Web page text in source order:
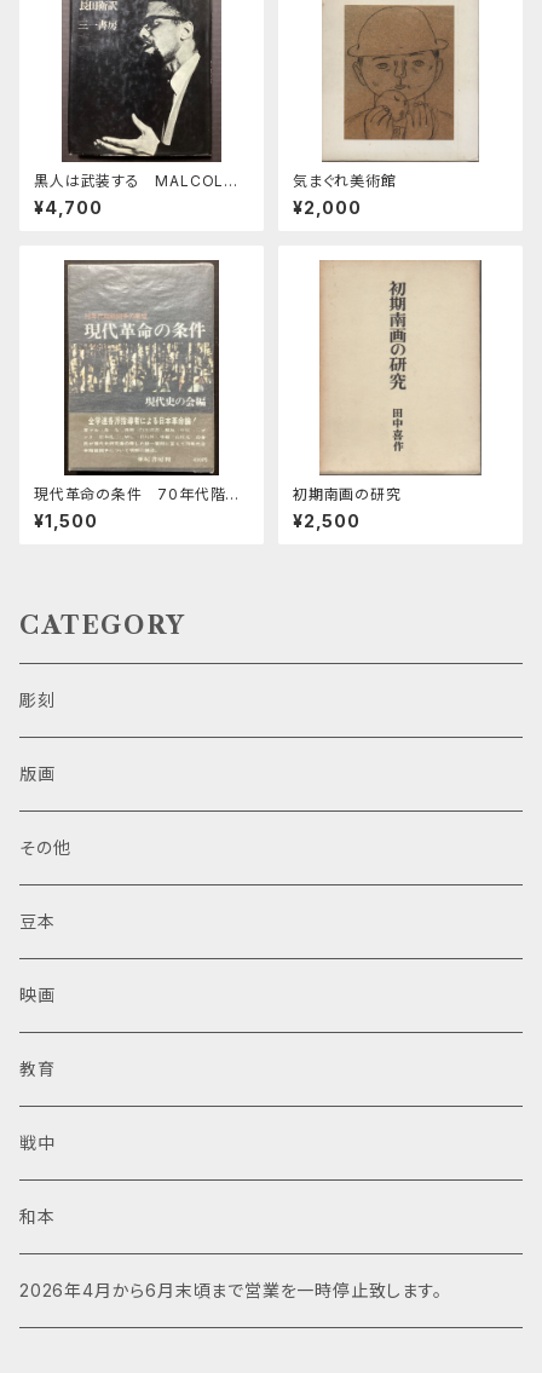
黒人は武装する MALCOLM
X SPEAKS
¥4,700
気まぐれ美術館
¥2,000
現代革命の条件 70年代階級
闘争の展望
¥1,500
初期南画の研究
¥2,500
CATEGORY
彫刻
版画
その他
豆本
映画
教育
戦中
和本
2026年4月から6月末頃まで営業を一時停止致します。